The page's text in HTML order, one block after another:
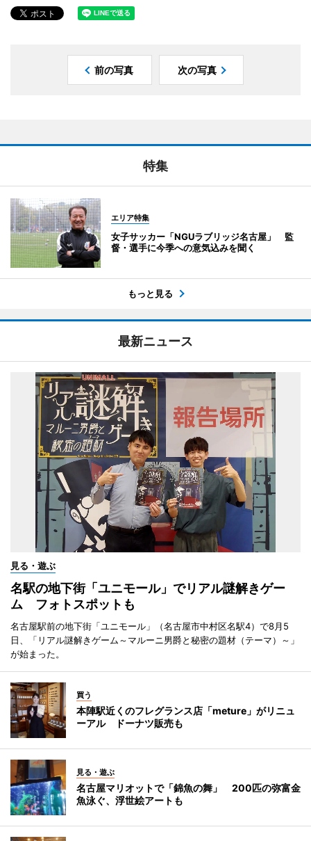
前の写真 次の写真
特集
エリア特集
女子サッカー「NGUラブリッジ名古屋」 監
督・選手に今季への意気込みを聞く
もっと見る
最新ニュース
見る・遊ぶ
名駅の地下街「ユニモール」でリアル謎解きゲー
ム フォトスポットも
名古屋駅前の地下街「ユニモール」（名古屋市中村区名駅4）で8月5
日、「リアル謎解きゲーム～マルーニ男爵と秘密の題材（テーマ）～」
が始まった。
買う
本陣駅近くのフレグランス店「meture」がリニュ
ーアル ドーナツ販売も
見る・遊ぶ
名古屋マリオットで「錦魚の舞」 200匹の弥富金
魚泳ぐ、浮世絵アートも